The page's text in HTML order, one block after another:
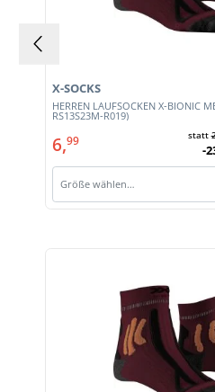
HERREN LAUFSOCKEN X-BIONIC
RS13S23M-R019)
X-SOCKS
6,99 statt
-
Größe wählen…